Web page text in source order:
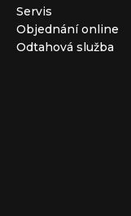
Servis
Objednání online
Odtahová služba